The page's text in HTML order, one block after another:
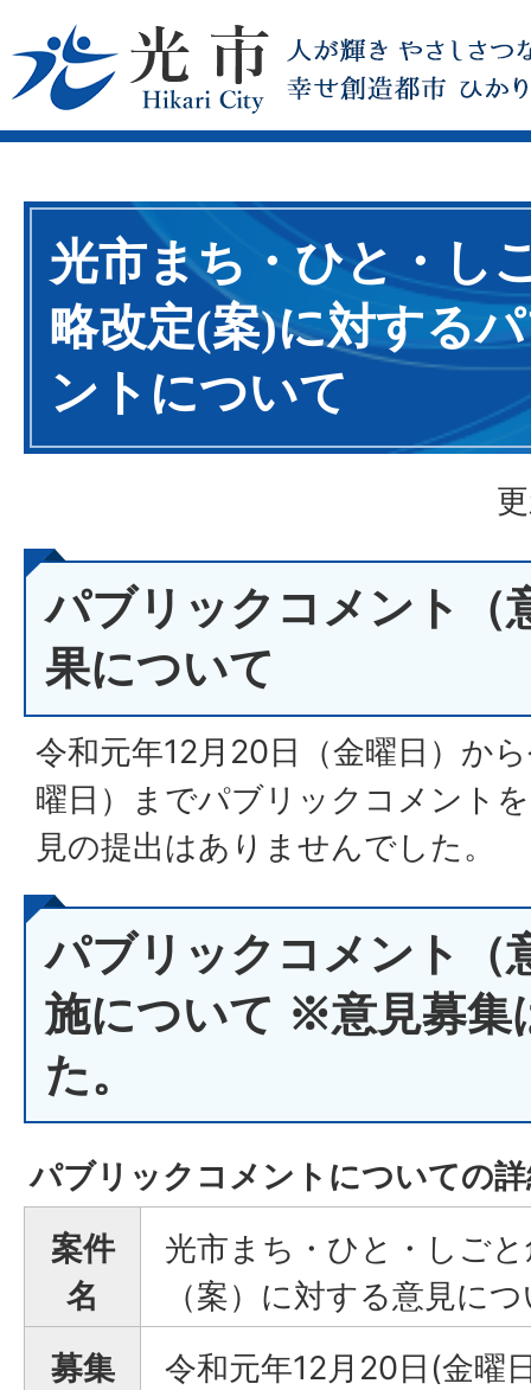
光市まち・ひと・し
略改定(案)に対する
ントについて
パブリックコメント（
果について
令和元年12月20日（金曜日）か
曜日）までパブリックコメント
見の提出はありませんでした。
パブリックコメント（
施について ※意見募集
た。
パブリックコメントについての
案件
名
光市まち・ひと・しご
（案）に対する意見に
募集
令和元年12月20日(金曜